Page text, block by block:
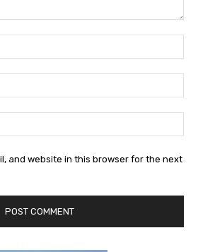
and website in this browser for the next